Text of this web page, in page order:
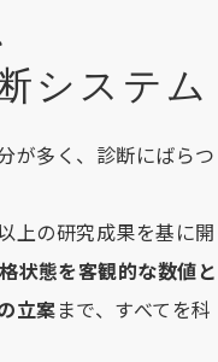
システム
が多く、診断にばらつ
上の研究成果を基に開
状態を客観的な数値と
立案まで、すべてを科